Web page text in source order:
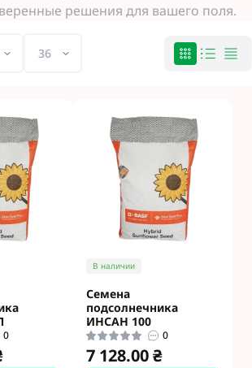
Сингента под
решения для вашего поля.
0
В наличии
Семена
подсолнечника
ИНСАН 100
0
7 128.00 ₴